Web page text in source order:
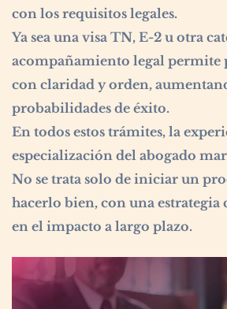
con los requisitos legales.
Ya sea una visa TN, E-2 u otra
acompañamiento legal permite
con claridad y orden,
probabilidades de éxito.
En todos estos trámites, la
especialización del abogado
No se trata solo de iniciar un
hacerlo bien, con una estrategia
en el impacto a largo plazo.